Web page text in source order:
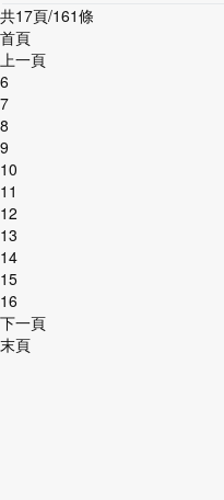
共17頁/161條
首頁
上一頁
6
7
8
9
10
11
12
13
14
15
16
下一頁
末頁